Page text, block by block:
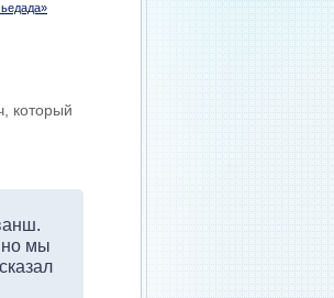
который
но мы